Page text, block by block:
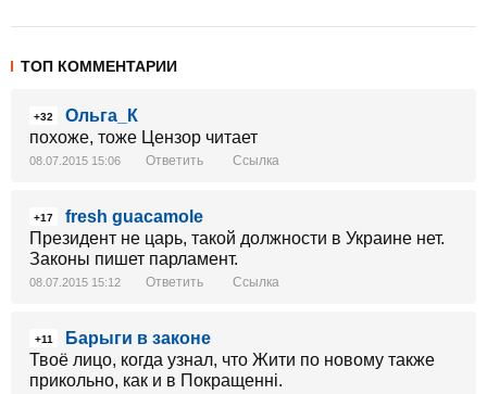
ТОП КОММЕНТАРИИ
+32
Ольга_К
похоже, тоже Цензор читает
08.07.2015 15:06 Ответить Ссылка
+17
fresh guacamole
Президент не царь, такой должности в Украине нет.
Законы пишет парламент.
08.07.2015 15:12 Ответить Ссылка
+11
Барыги в законе
Твоё лицо, когда узнал, что Жити по новому также
прикольно, как и в Покращеннi.